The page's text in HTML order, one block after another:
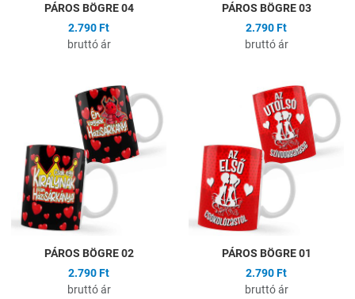
PÁROS BÖGRE 04
2.790 Ft
bruttó ár
PÁROS BÖGRE 03
2.790 Ft
bruttó ár
Hozzáadás a kívánságlistához
Gyors nézet
PÁROS BÖGRE 02
2.790 Ft
bruttó ár
PÁROS BÖGRE 01
2.790 Ft
bruttó ár